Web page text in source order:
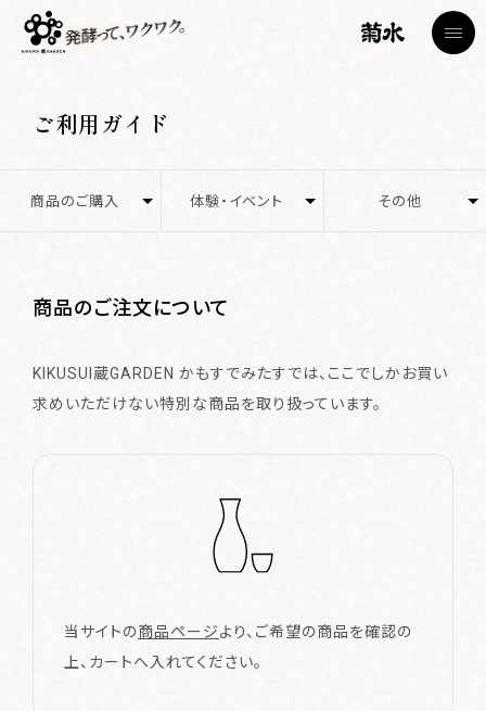
蔵見学菊水日本酒文化研究所・節五郎蔵
Brewery Tour
カフェ
Cafe
Special SAKE
ご利用ガイド
商品のご購入
決済について
配送について
体験・イベント
決済について
キャンセルについて
その他
商品のご注文について
KIKUSUI蔵GARDEN かもすでみたすでは、ここでしかお買い
求めいただけない特別な商品を取り扱っています。
当サイトの商品ページより、ご希望の商品を確認の
上、カートへ入れてください。